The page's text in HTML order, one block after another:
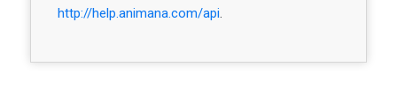
http://help.animana.com/api.